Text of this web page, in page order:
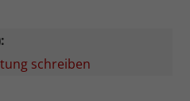
schreiben